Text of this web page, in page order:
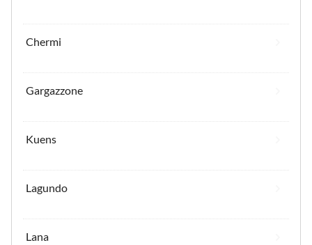
Chermi
Gargazzone
Kuens
Lagundo
Lana